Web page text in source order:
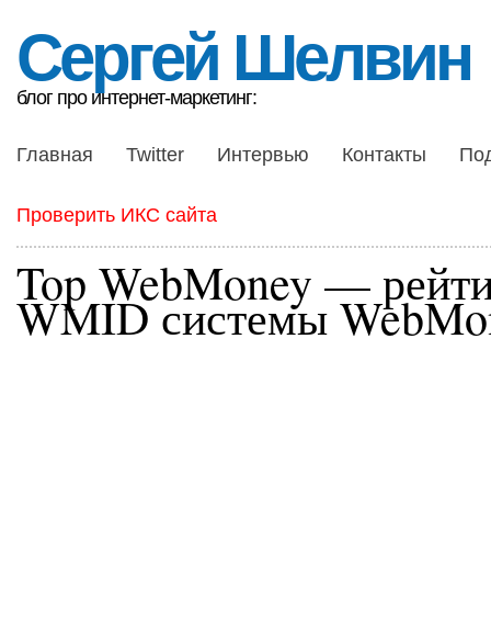
Сергей Шелвин
блог про интернет-маркетинг:
Главная Twitter Интервью Контакты
Проверить ИКС сайта
Top WebMoney —
WMID системы